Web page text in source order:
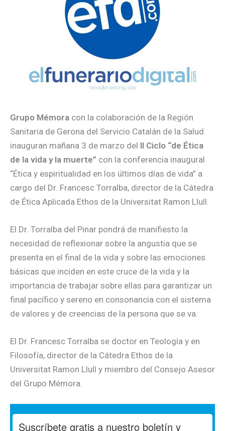
Grupo Mémora con la colaboración de la Región
Sanitaria de Gerona del Servicio Catalán de la Salud
inauguran mañana 3 de marzo del II Ciclo “de Ética
de la vida y la muerte” con la conferencia inaugural
“Ética y espiritualidad en los últimos días de vida” a
cargo del Dr. Francesc Torralba, director de la Cátedra
de Ética Aplicada Ethos de la Universitat Ramon Llull.
El Dr. Torralba del Pinar pondrá de manifiesto la
necesidad de reflexionar sobre la angustia que se
presenta en el final de la vida y sobre las emociones
básicas que inciden en este cruce de la vida y la
importancia de trabajar sobre ellas para garantizar un
final pacífico y sereno en consonancia con el sistema
de valores y de creencias de la persona que se va.
El Dr. Francesc Torralba se doctor en Teología y en
Filosofía, director de la Cátedra Ethos de la
Universitat Ramon Llull y miembro del Consejo Asesor
del Grupo Mémora.